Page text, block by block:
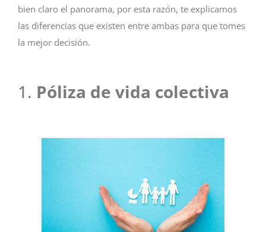
bien claro el panorama, por esta razón, te explicamos
las diferencias que existen entre ambas para que tomes
la mejor decisión.
1. Póliza de vida colectiva